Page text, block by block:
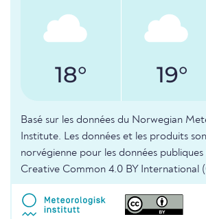
18° 19°
Basé sur les données du Norwegian
Institute. Les données et les produits
norvégienne pour les données
Creative Common 4.0 BY International